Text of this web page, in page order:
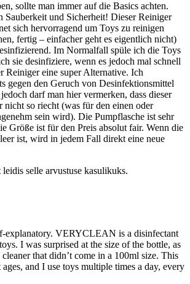
sollte man immer auf die Basics achten.
Sauberkeit und Sicherheit! Dieser Reiniger
sich hervorragend um Toys zu reinigen
fertig – einfacher geht es eigentlich nicht)
Im Normalfall spüle ich die Toys
sie desinfiziere, wenn es jedoch mal schnell
Reiniger eine super Alternative. Ich
gegen den Geruch von Desinfektionsmittel
darf man hier vermerken, dass dieser
nicht so riecht (was für den einen oder
sein wird). Die Pumpflasche ist sehr
Größe ist für den Preis absolut fair. Wenn die
ist, wird in jedem Fall direkt eine neue
selle arvustuse kasulikuks.
explanatory. VERYCLEAN is a disinfectant
I was surprised at the size of the bottle, as
cleaner that didn’t come in a 100ml size. This
and I use toys multiple times a day, every